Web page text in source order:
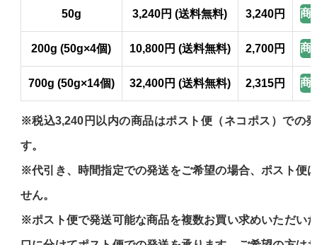
50g 3,240円 (送料無料) 3,240円 商
200g (50g×4個) 10,800円 (送料無料) 2,700円 商
700g (50g×14個) 32,400円 (送料無料) 2,315円 商
※税込3,240円以内の商品はポスト便（ネコポス）での
す。
※代引き、時間指定での発送をご希望の場合、ポスト便
せん。
※ポスト便で発送可能な商品を複数お買い求めいただい